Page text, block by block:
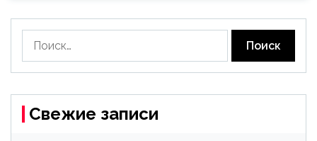
Свежие записи